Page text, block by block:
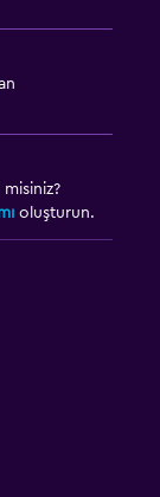
oluşturun.